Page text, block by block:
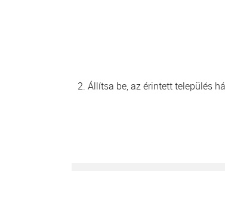
2. Állítsa be, az érintett település